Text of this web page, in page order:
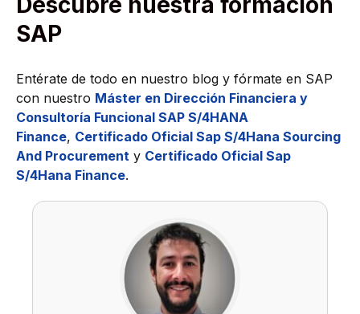
SAP
Entérate de todo en nuestro blog y fórmate en SAP
con nuestro Máster en Dirección Financiera y
Consultoría Funcional SAP S/4HANA
Finance, Certificado Oficial Sap S/4Hana Sourcing
And Procurement y Certificado Oficial Sap
S/4Hana Finance.